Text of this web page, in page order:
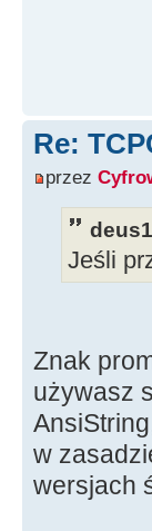
Re:
przez
Jeśli
Znak
używasz
w
wersjach